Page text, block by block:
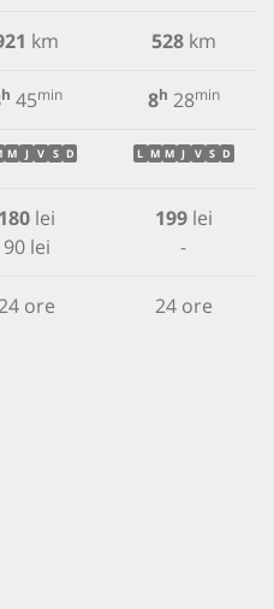
km 528km
h 45min 8h 28min
M J V S D L M M J V S D
180 lei
90 lei
199lei
-
ore 24 ore